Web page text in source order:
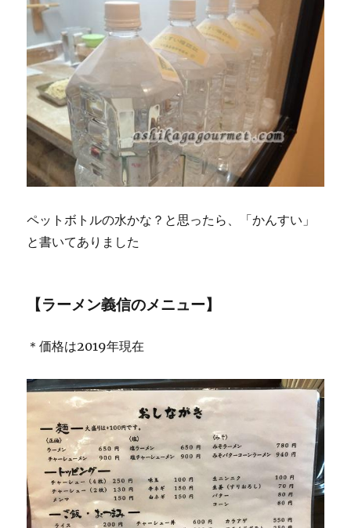
ペットボトルの水かな？と思ったら、「かんすい」
と書いてありました
【ラーメン義信のメニュー】
＊価格は2019年現在